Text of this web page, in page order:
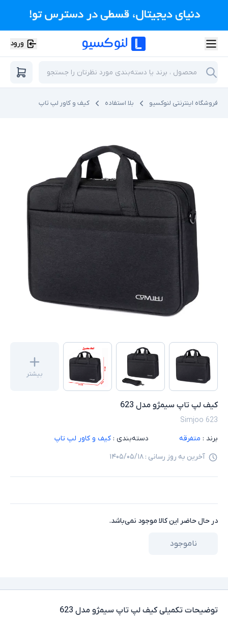
ورود
فروشگاه اینترنتی لنوکسیو بلا استفاده کیف و کاور لپ تاپ
بیشتر
کیف لپ تاپ سیمژو مدل 623
Simjoo 623
برند : متفرقه دسته‌بندی : کیف و کاور لپ تاپ
آخرین به روز رسانی : ۱۴۰۵/۰۵/۱۸
در حال حاضر این کالا موجود نمی‌باشد.
ناموجود
توضیحات تکمیلیکیف لپ تاپ سیمژو مدل 623